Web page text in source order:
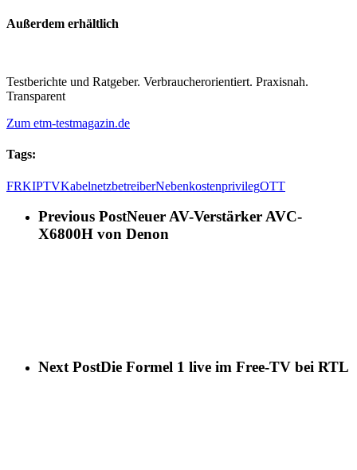
Außerdem erhältlich
Testberichte und Ratgeber. Verbraucherorientiert. Praxisnah.
Transparent
Zum etm-testmagazin.de
Tags:
FRKIPTVKabelnetzbetreiberNebenkostenprivilegOTT
Previous PostNeuer AV-Verstärker AVC-
X6800H von Denon
Next PostDie Formel 1 live im Free-TV bei RTL